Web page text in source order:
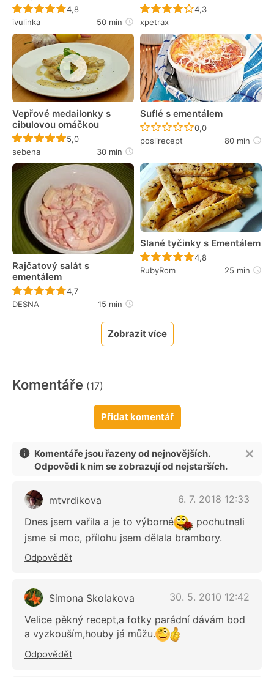
Recept ještě nebyl hodnocen
4,8
ivulinka
50 min
Recept ještě nebyl
4,3
xpetrax
Vepřové medailonky s
cibulovou omáčkou
Recept ještě nebyl hodnocen
5,0
sebena
30 min
Suflé s ementálem
Recept ještě nebyl
0,0
poslirecept
80 min
Rajčatový salát s
ementálem
Recept ještě nebyl hodnocen
4,7
DESNA
15 min
Slané tyčinky s Ementálem
Recept ještě nebyl
4,8
RubyRom
25 min
Zobrazit více
Komentáře (17)
Přidat komentář
Komentáře jsou řazeny od nejnovějších.
Odpovědi k nim se zobrazují od nejstarších.
mtvrdikova
6. 7. 2018 12:33
Dnes jsem vařila a je to výborné
pochutnali
jsme si moc, přílohu jsem dělala brambory.
Odpovědět
Simona Skolakova
30. 5. 2010 12:42
Velice pěkný recept,a fotky parádní dávám bod
a vyzkouším,houby já můžu.
Odpovědět